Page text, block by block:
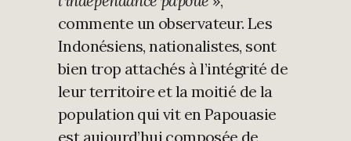
commente un observateur. Les
Indonésiens, nationalistes, sont
bien trop attachés à l’intégrité de
leur territoire et la moitié de la
population qui vit en Papouasie
est aujourd’hui composée de